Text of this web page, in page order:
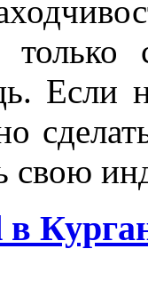
Если
свою